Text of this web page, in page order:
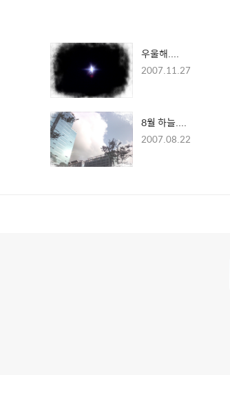
우울해....
2007.11.27
8월 하늘....
2007.08.22